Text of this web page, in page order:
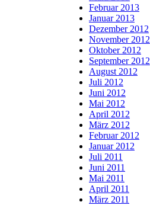
Februar 2013
Januar 2013
Dezember 2012
November 2012
Oktober 2012
September 2012
August 2012
Juli 2012
Juni 2012
Mai 2012
April 2012
März 2012
Februar 2012
Januar 2012
Juli 2011
Juni 2011
Mai 2011
April 2011
März 2011